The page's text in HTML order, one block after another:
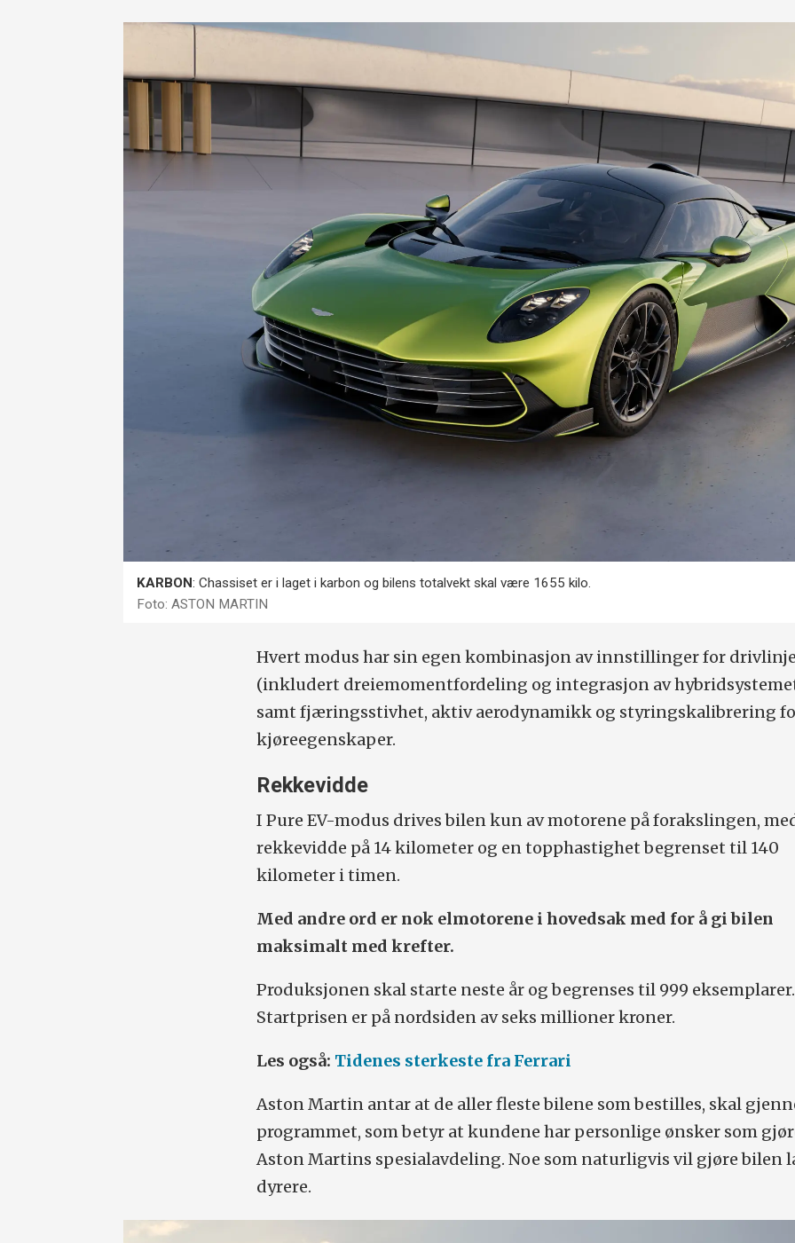
KARBON: Chassiset er i laget i karbon og bilens totalvekt skal være 1655 kilo.
Foto: ASTON MARTIN
Hvert modus har sin egen kombinasjon av innstillinger for drivlinje
(inkludert dreiemomentfordeling og integrasjon av
samt fjæringsstivhet, aktiv aerodynamikk og styringskalibrering
kjøreegenskaper.
Rekkevidde
I Pure EV-modus drives bilen kun av motorene på forakslingen,
rekkevidde på 14 kilometer og en topphastighet begrenset til 140
kilometer i timen.
Med andre ord er nok elmotorene i hovedsak med for å gi bilen
maksimalt med krefter.
Produksjonen skal starte neste år og begrenses til 999 eksemplarer.
Startprisen er på nordsiden av seks millioner kroner.
Les også: Tidenes sterkeste fra Ferrari
Aston Martin antar at de aller fleste bilene som bestilles, skal
programmet, som betyr at kundene har personlige ønsker som
Aston Martins spesialavdeling. Noe som naturligvis vil gjøre bilen
dyrere.